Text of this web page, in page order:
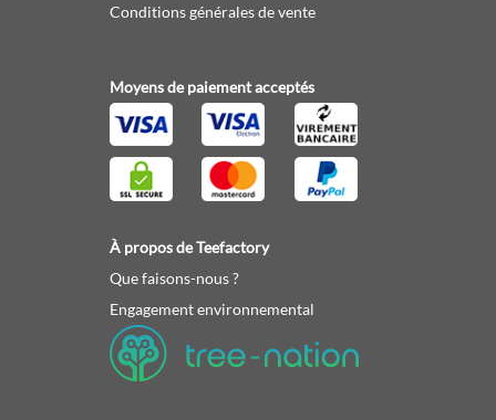
Conditions générales de vente
Moyens de paiement acceptés
À propos de Teefactory
Que faisons-nous ?
Engagement environnemental